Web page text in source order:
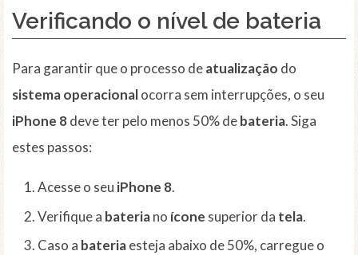
Verificando o nível de bateria
Para garantir que o processo deatualização do
sistema operacionalocorra sem interrupções, o seu
iPhone 8deve ter pelo menos 50% debateria. Siga
estes passos:
Acesse o seu iPhone 8.
Verifique a bateriano ícone superior da tela.
Caso a bateriaesteja abaixo de 50%, carregue o